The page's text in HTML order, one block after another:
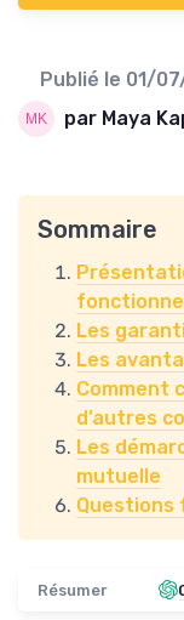
Publié le 01/
par Maya
Sommaire
Les
Les
Comment
d’autres
Les
mutuelle
Questions
Résumer